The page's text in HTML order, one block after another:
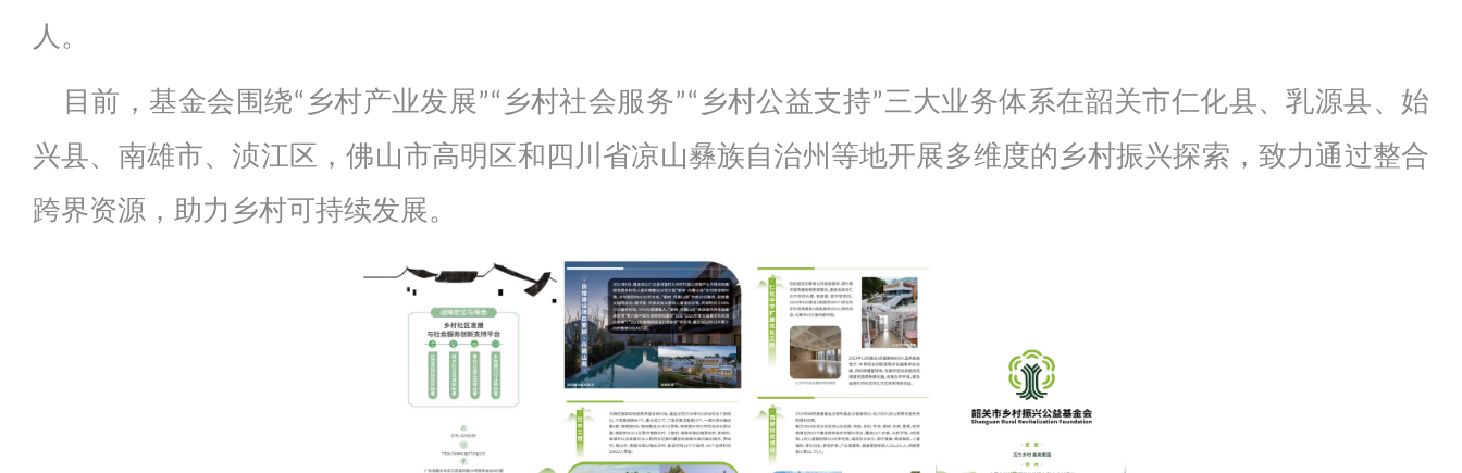
人。
目前，基金会围绕“乡村产业发展”“乡村社会服务”“乡村公益支持”三大业务体系在韶关市仁化县、乳源县、始
兴县、南雄市、浈江区，佛山市高明区和四川省凉山彝族自治州等地开展多维度的乡村振兴探索，致力通过整合
跨界资源，助力乡村可持续发展。